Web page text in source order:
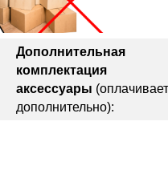
Дополнительная
комплектация
аксессуары
дополнительно):